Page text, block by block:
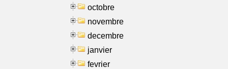
octobre
novembre
decembre
janvier
fevrier